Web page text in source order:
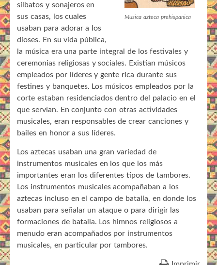
Musica azteca prehispanica
silbatos y sonajeros en
sus casas, los cuales
usaban para adorar a los
dioses. En su vida pública,
la música era una parte integral de los festivales y
ceremonias religiosas y sociales. Existían músicos
empleados por líderes y gente rica durante sus
festines y banquetes. Los músicos empleados por la
corte estaban residenciados dentro del palacio en el
que servían. En conjunto con otras actividades
musicales, eran responsables de crear canciones y
bailes en honor a sus líderes.
Los aztecas usaban una gran variedad de
instrumentos musicales en los que los más
importantes eran los diferentes tipos de tambores.
Los instrumentos musicales acompañaban a los
aztecas incluso en el campo de batalla, en donde los
usaban para señalar un ataque o para dirigir las
formaciones de batalla. Los himnos religiosos a
menudo eran acompañados por instrumentos
musicales, en particular por tambores.